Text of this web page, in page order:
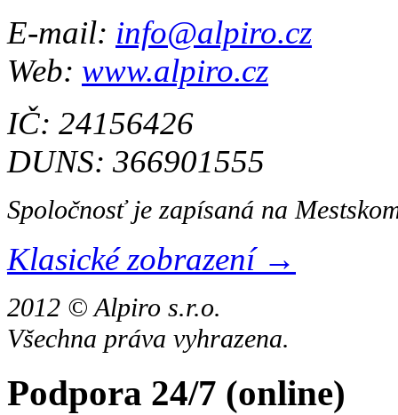
E-mail: info@alpiro.cz
Web: www.alpiro.cz
IČ: 24156426
DUNS: 366901555
Spoločnosť je zapísaná na
Klasické zobrazení →
2012 © Alpiro s.r.o.
Všechna práva vyhrazena.
Podpora 24/7 (online)